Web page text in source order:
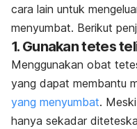
cara lain untuk
menyumbat. Berikut
1. Gunakan tetes
Menggunakan obat
yang dapat membantu
yang menyumbat.
hanya sekadar